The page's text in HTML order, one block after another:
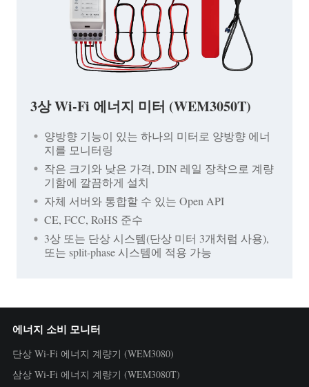
3상 Wi-Fi 에너지 미터 (WEM3050T)
양방향 기능이 있는 하나의 미터로 양방향 에너
지를 모니터링
작은 크기와 낮은 가격, DIN 레일 장착으로 계량
기함에 깔끔하게 설치
자체 서버와 통합할 수 있는 Open API
CE, FCC, RoHS 준수
3상 또는 단상 시스템(단상 미터 3개처럼 사용),
또는 split-phase 시스템에 적용 가능
에너지 소비 모니터
단상 Wi-Fi 에너지 계량기 (WEM3080)
삼상 Wi-Fi 에너지 계량기 (WEM3080T)